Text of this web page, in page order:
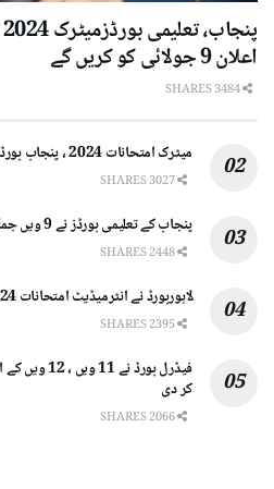
اعلان 9 جولائی کو کریں گے
میٹرک امتحانات 2024 ، پنجاب بورڈزکے نتائج کا اعلان، رزلٹ گزٹ
پنجاب کے تعلیمی بورڈز نے 9 ویں جماعت کے نتائج کا اعلان کردیا
لاہوربورڈ نے انٹرمیڈیٹ امتحانات 2024 کی رول نمبر سلپس جاری کر دیں
کر دی